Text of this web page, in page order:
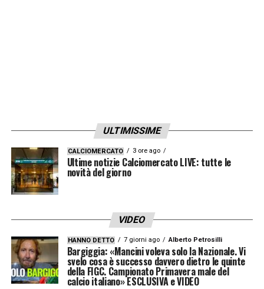
ULTIMISSIME
CALCIOMERCATO 3 ore ago
Ultime notizie Calciomercato LIVE: tutte le
novità del giorno
VIDEO
HANNO DETTO 7 giorni ago Alberto Petrosilli
Bargiggia: «Mancini voleva solo la Nazionale. Vi
svelo cosa è successo davvero dietro le quinte
della FIGC. Campionato Primavera male del
calcio italiano» ESCLUSIVA e VIDEO